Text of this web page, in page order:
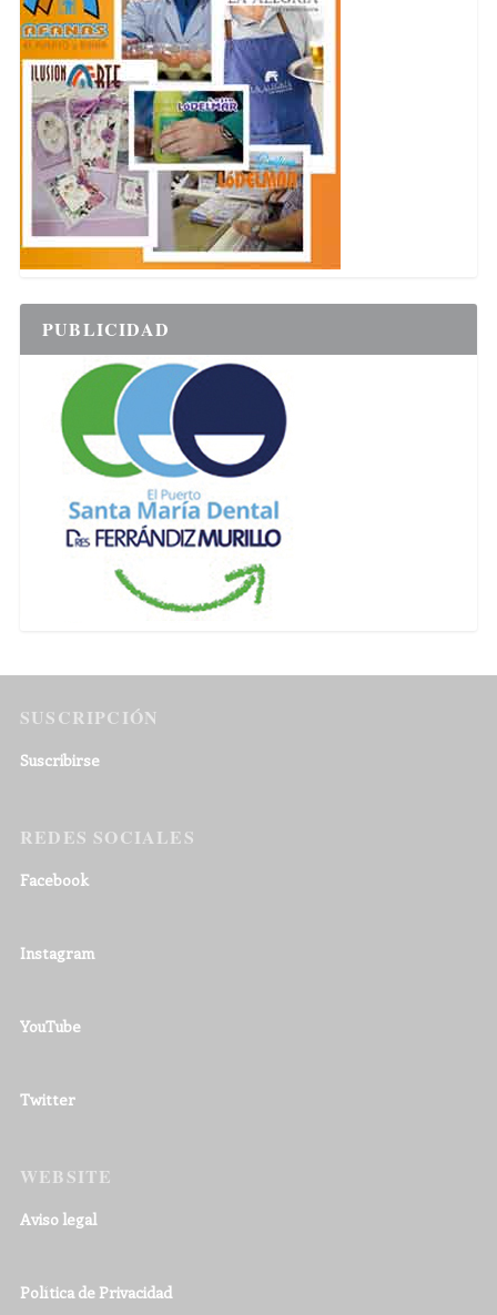
PUBLICIDAD
SUSCRIPCIÓN
Suscribirse
REDES SOCIALES
Facebook
Instagram
YouTube
Twitter
WEBSITE
Aviso legal
Política de Privacidad